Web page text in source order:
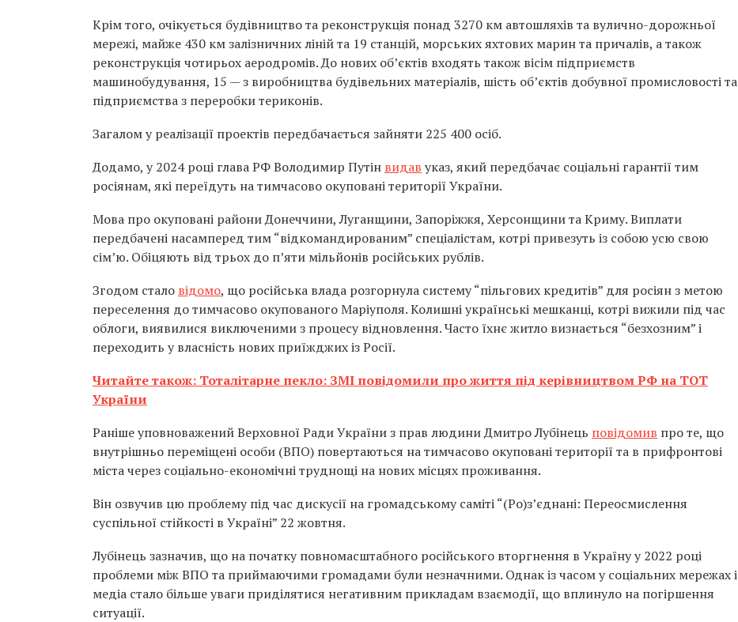
Крім того, очікується будівництво та реконструкція понад 3270 км автошляхів та вулично-дорожньої
мережі, майже 430 км залізничних ліній та 19 станцій, морських яхтових марин та причалів, а також
реконструкція чотирьох аеродромів. До нових об’єктів входять також вісім підприємств
машинобудування, 15 — з виробництва будівельних матеріалів, шість об’єктів добувної промисловості та
підприємства з переробки териконів.
Загалом у реалізації проектів передбачається зайняти 225 400 осіб.
Додамо, у 2024 році глава РФ Володимир Путін видав указ, який передбачає соціальні гарантії тим
росіянам, які переїдуть на тимчасово окуповані території України.
Мова про окуповані райони Донеччини, Луганщини, Запоріжжя, Херсонщини та Криму. Виплати
передбачені насамперед тим “відкомандированим” спеціалістам, котрі привезуть із собою усю свою
сім’ю. Обіцяють від трьох до п’яти мільйонів російських рублів.
Згодом стало відомо, що російська влада розгорнула систему “пільгових кредитів” для росіян з метою
переселення до тимчасово окупованого Маріуполя. Колишні українські мешканці, котрі вижили під час
облоги, виявилися виключеними з процесу відновлення. Часто їхнє житло визнається “безхозним” і
переходить у власність нових приїжджих із Росії.
Читайте також: Тоталітарне пекло: ЗМІ повідомили про життя під керівництвом РФ на ТОТ
України
Раніше уповноважений Верховної Ради України з прав людини Дмитро Лубінець повідомив про те, що
внутрішньо переміщені особи (ВПО) повертаються на тимчасово окуповані території та в прифронтові
міста через соціально-економічні труднощі на нових місцях проживання.
Він озвучив цю проблему під час дискусії на громадському саміті “(Ро)зʼєднані: Переосмислення
суспільної стійкості в Україні” 22 жовтня.
Лубінець зазначив, що на початку повномасштабного російського вторгнення в Україну у 2022 році
проблеми між ВПО та приймаючими громадами були незначними. Однак із часом у соціальних мережах і
медіа стало більше уваги приділятися негативним прикладам взаємодії, що вплинуло на погіршення
ситуації.